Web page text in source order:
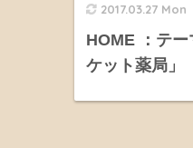
2017.03.27 Mon
HOME ：テ
ケット薬局」